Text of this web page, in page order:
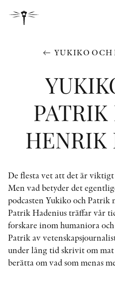
YUKIKO OCH
HENRIK
De flesta vet att det är
Men vad betyder det
podcasten Yukiko och Patrik
Patrik Hadenius träffar vår
forskare inom humaniora och
Patrik av
under lång tid skrivit om
berätta om vad som menas